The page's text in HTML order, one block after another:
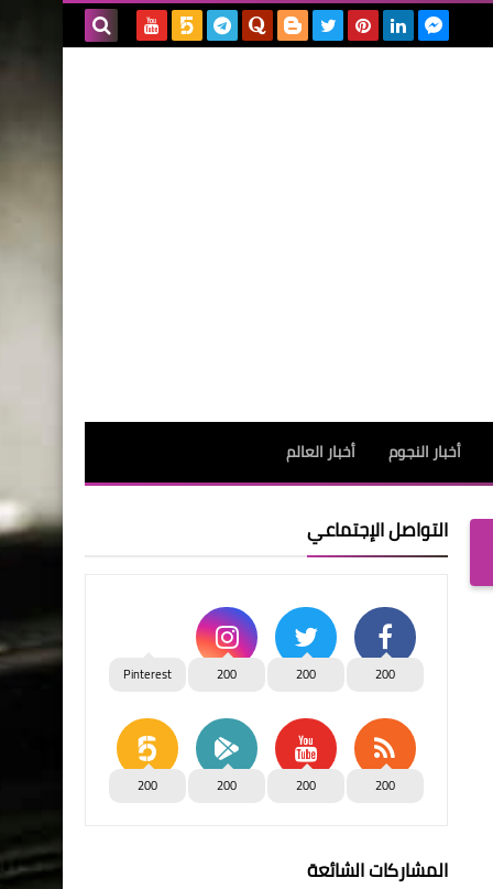
أخبار النجوم أخبار العالم
التواصل الإجتماعي
200
200
200
Pinterest
200
200
200
200
المشاركات الشائعة